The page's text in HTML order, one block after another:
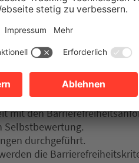
PDF‐Dateien vorfinden und
Kontakt mit
Möglichkeit in
und Kontaktangaben“.
erstellt.
mit den
Selbstbewertung.
durchgeführt.
die